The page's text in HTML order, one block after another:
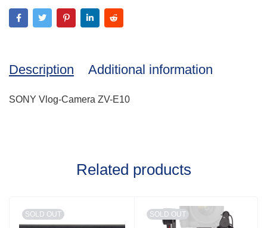
Description Additional information
SONY Vlog-Camera ZV-E10
Related products
SOLD OUT SOLD OUT